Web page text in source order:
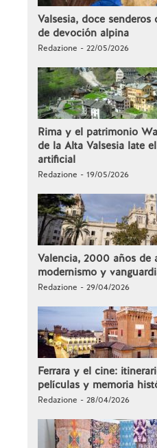
Valsesia, doce
de devoción alpina
Redazione - 22/05/2026
Rima y el patrimonio
de la Alta Valsesia late
artificial
Redazione - 19/05/2026
Valencia, 2000 años de
modernismo y
Redazione - 29/04/2026
Ferrara y el cine:
películas y memoria
Redazione - 28/04/2026